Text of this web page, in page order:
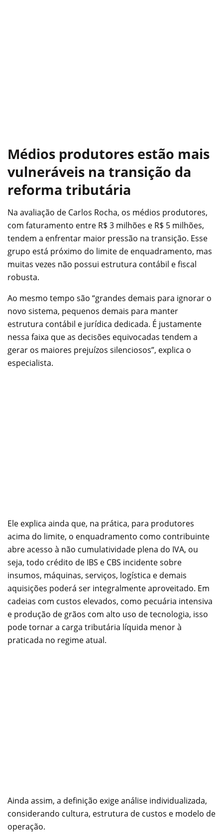
Médios produtores estão mais
vulneráveis na transição da
reforma tributária
Na avaliação de Carlos Rocha, os médios produtores,
com faturamento entre R$ 3 milhões e R$ 5 milhões,
tendem a enfrentar maior pressão na transição. Esse
grupo está próximo do limite de enquadramento, mas
muitas vezes não possui estrutura contábil e fiscal
robusta.
Ao mesmo tempo são “grandes demais para ignorar o
novo sistema, pequenos demais para manter
estrutura contábil e jurídica dedicada. É justamente
nessa faixa que as decisões equivocadas tendem a
gerar os maiores prejuízos silenciosos”, explica o
especialista.
Ele explica ainda que, na prática, para produtores
acima do limite, o enquadramento como contribuinte
abre acesso à não cumulatividade plena do IVA, ou
seja, todo crédito de IBS e CBS incidente sobre
insumos, máquinas, serviços, logística e demais
aquisições poderá ser integralmente aproveitado. Em
cadeias com custos elevados, como pecuária intensiva
e produção de grãos com alto uso de tecnologia, isso
pode tornar a carga tributária líquida menor à
praticada no regime atual.
Ainda assim, a definição exige análise individualizada,
considerando cultura, estrutura de custos e modelo de
operação.